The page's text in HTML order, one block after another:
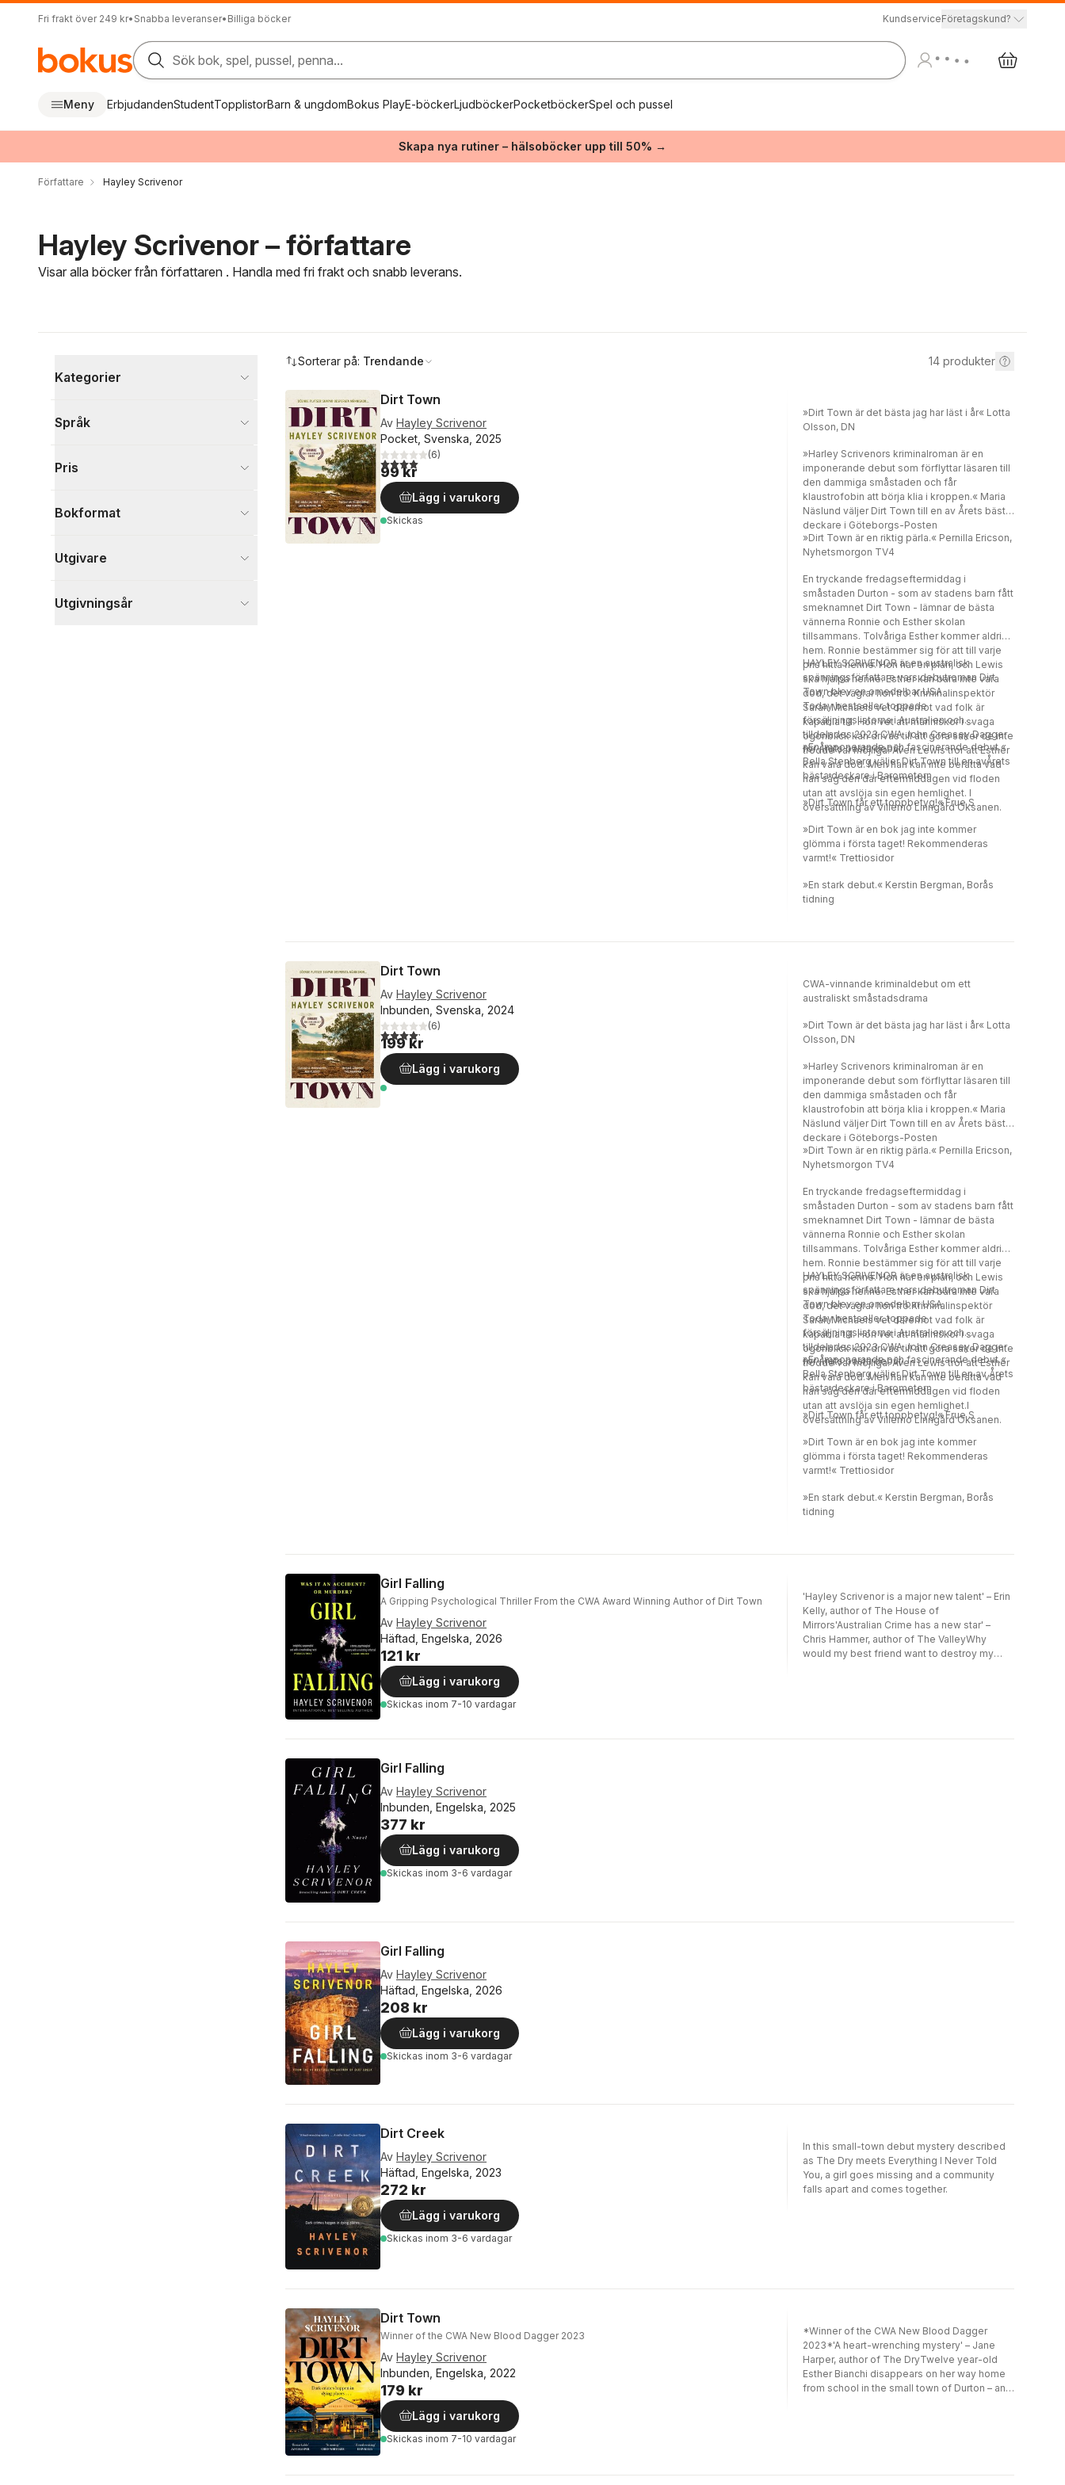
Fri frakt över 249 kr• Snabba leveranser• Billiga böcker KundserviceFöretagskund?
Sök bok, spel, pussel, penna...
Meny ErbjudandenStudentTopplistorBarn & ungdomBokus PlayE-böckerLjudböckerPocketböckerSpel och pussel
Skapa nya rutiner – hälsoböcker upp till 50% →
Författare Hayley Scrivenor
Hayley Scrivenor – författare
Visar alla böcker från författaren . Handla med fri frakt och snabb leverans.
Kategorier
Visa fler
Språk
Pris
Bokformat
Utgivare
Utgivningsår
Sorterar på: Trendande 14 produkter
Dirt Town
Av Hayley Scrivenor
Pocket, Svenska, 2025
4,0utav 5 stjärnor. Totalt antal röster:
(6)
99 kr
Lägg i varukorg
Skickas
»Dirt Town är det bästa jag har läst i år« Lotta
Olsson, DN
»Harley Scrivenors kriminalroman är en
imponerande debut som förflyttar läsaren till
den dammiga småstaden och får
klaustrofobin att börja klia i kroppen.« Maria
Näslund väljer Dirt Town till en av Årets bästa
deckare i Göteborgs-Posten
»Dirt Town är en riktig pärla.« Pernilla Ericson,
Nyhetsmorgon TV4
En tryckande fredagseftermiddag i
småstaden Durton - som av stadens barn fått
smeknamnet Dirt Town - lämnar de bästa
vännerna Ronnie och Esther skolan
tillsammans. Tolvåriga Esther kommer aldrig
hem. Ronnie bestämmer sig för att till varje
pris hitta henne. Hon har en plan, och Lewis
ska hjälpa henne. Esther kan bara inte vara
död, det vägrar hon tro. Kriminalinspektör
Sarah Michaels vet däremot vad folk är
kapabla till. Hon vet att människor i svaga
ögonblick kan drivas till att göra saker de inte
trodde var möjliga. Även Lewis tror att Esther
kan vara död. Men han kan inte berätta vad
han såg den där eftermiddagen vid floden
utan att avslöja sin egen hemlighet. I
översättning av Villemo Linngård Oksanen.
HAYLEY SCRIVENOR är en australisk
spänningsförfattare vars debutroman Dirt
Town blev en omedelbar USA
Today bestseller, toppade
försäljningslistorna i Australien och
tilldelades 2023 CWA John Creasey Dagger
för Årets bästa debut.
»En imponerande och fascinerande debut.«
Bella Stenberg väljer Dirt Town till en avÅrets
bästa deckare i Barometern
»Dirt Town får ett toppbetyg!« Frue S
»Dirt Town är en bok jag inte kommer
glömma i första taget! Rekommenderas
varmt!« Trettiosidor
»En stark debut.« Kerstin Bergman, Borås
tidning
Dirt Town
Av Hayley Scrivenor
Inbunden, Svenska, 2024
4,2utav 5 stjärnor. Totalt antal röster:
(6)
199 kr
Lägg i varukorg
CWA-vinnande kriminaldebut om ett
australiskt småstadsdrama
»Dirt Town är det bästa jag har läst i år« Lotta
Olsson, DN
»Harley Scrivenors kriminalroman är en
imponerande debut som förflyttar läsaren till
den dammiga småstaden och får
klaustrofobin att börja klia i kroppen.« Maria
Näslund väljer Dirt Town till en av Årets bästa
deckare i Göteborgs-Posten
»Dirt Town är en riktig pärla.« Pernilla Ericson,
Nyhetsmorgon TV4
En tryckande fredagseftermiddag i
småstaden Durton - som av stadens barn fått
smeknamnet Dirt Town - lämnar de bästa
vännerna Ronnie och Esther skolan
tillsammans. Tolvåriga Esther kommer aldrig
hem. Ronnie bestämmer sig för att till varje
pris hitta henne. Hon har en plan, och Lewis
ska hjälpa henne. Esther kan bara inte vara
död, det vägrar hon tro.Kriminalinspektör
Sarah Michaels vet däremot vad folk är
kapabla till. Hon vet att människor i svaga
ögonblick kan drivas till att göra saker de inte
trodde var möjliga. Även Lewis tror att Esther
kan vara död. Men han kan inte berätta vad
han såg den där eftermiddagen vid floden
utan att avslöja sin egen hemlighet.I
översättning av Villemo Linngård Oksanen.
HAYLEY SCRIVENOR är en australisk
spänningsförfattare vars debutroman Dirt
Town blev en omedelbar USA
Today bestseller, toppade
försäljningslistorna i Australien och
tilldelades 2023 CWA John Creasey Dagger
för Årets bästa debut.
»En imponerande och fascinerande debut.«
Bella Stenberg väljer Dirt Town till en av Årets
bästa deckare i Barometern
»Dirt Town får ett toppbetyg!« Frue S
»Dirt Town är en bok jag inte kommer
glömma i första taget! Rekommenderas
varmt!« Trettiosidor
»En stark debut.« Kerstin Bergman, Borås
tidning
Girl Falling
A Gripping Psychological Thriller From the CWA Award Winning Author of Dirt Town
Av Hayley Scrivenor
Häftad, Engelska, 2026
121 kr
Lägg i varukorg
Skickas inom 7-10 vardagar
'Hayley Scrivenor is a major new talent' – Erin
Kelly, author of The House of
Mirrors'Australian Crime has a new star' –
Chris Hammer, author of The ValleyWhy
would my best friend want to destroy my
Finn has remained in the mountains and fallen
compelling, Girl Falling is an atmospheric,
Girl Falling
Av Hayley Scrivenor
Inbunden, Engelska, 2025
377 kr
Lägg i varukorg
Skickas inom 3-6 vardagar
Girl Falling
Av Hayley Scrivenor
Häftad, Engelska, 2026
208 kr
Lägg i varukorg
Skickas inom 3-6 vardagar
Dirt Creek
Av Hayley Scrivenor
Häftad, Engelska, 2023
272 kr
Lägg i varukorg
Skickas inom 3-6 vardagar
In this small-town debut mystery described
as The Dry meets Everything I Never Told
You, a girl goes missing and a community
falls apart and comes together.
Dirt Town
Winner of the CWA New Blood Dagger 2023
Av Hayley Scrivenor
Inbunden, Engelska, 2022
179 kr
Lägg i varukorg
Skickas inom 7-10 vardagar
*Winner of the CWA New Blood Dagger
2023*'A heart-wrenching mystery' – Jane
Harper, author of The DryTwelve year-old
Esther Bianchi disappears on her way home
from school in the small town of Durton – and
community is thrown into a state of grief and